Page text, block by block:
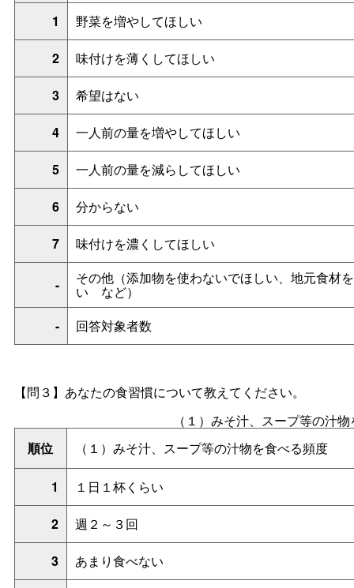
1 野菜を増やしてほしい
2 味付けを薄くしてほしい
3 希望はない
4 一人前の量を増やしてほしい
5 一人前の量を減らしてほしい
6 分からない
7 味付けを濃くしてほしい
- その他（添加物を使わないでほしい、地元食材
い など）
-
回答対象者数
【問３】あなたの食習慣について教えてください。
（１）みそ汁、スープ等の汁
順位
（１）みそ汁、スープ等の汁物を食べる頻度
1 １日１杯くらい
2 週２～３回
3 あまり食べない